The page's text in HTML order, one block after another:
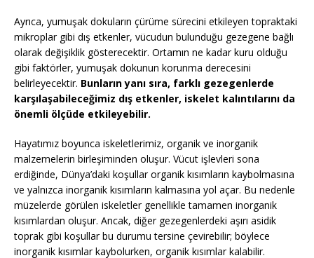
Ayrıca, yumuşak dokuların çürüme sürecini etkileyen topraktaki
mikroplar gibi dış etkenler, vücudun bulunduğu gezegene bağlı
olarak değişiklik gösterecektir. Ortamın ne kadar kuru olduğu
gibi faktörler, yumuşak dokunun korunma derecesini
belirleyecektir. Bunların yanı sıra, farklı gezegenlerde
karşılaşabileceğimiz dış etkenler, iskelet kalıntılarını da
önemli ölçüde etkileyebilir.
Hayatımız boyunca iskeletlerimiz, organik ve inorganik
malzemelerin birleşiminden oluşur. Vücut işlevleri sona
erdiğinde, Dünya’daki koşullar organik kısımların kaybolmasına
ve yalnızca inorganik kısımların kalmasına yol açar. Bu nedenle
müzelerde görülen iskeletler genellikle tamamen inorganik
kısımlardan oluşur. Ancak, diğer gezegenlerdeki aşırı asidik
toprak gibi koşullar bu durumu tersine çevirebilir; böylece
inorganik kısımlar kaybolurken, organik kısımlar kalabilir.